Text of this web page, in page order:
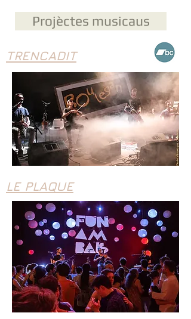
Projèctes musicaus
TRENCADIT
LE PLAQUE